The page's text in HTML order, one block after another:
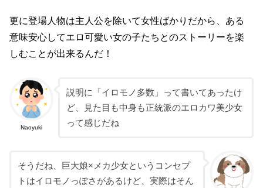
更に登場人物は主人公を除いて女性ばかりだから、ある
意味安心してエロ可愛い女の子たちとのストーリーを楽
しむことが出来るんだ！
Naoyuki
説明に「イロモノ多数」って書いてあったけ
ど、見た目も中身も正統派のエロカワ美少女
って感じだね
そうだね、巨大娘×メカ少女というコンセプ
トはイロモノっぽさがあるけど、実際はそん